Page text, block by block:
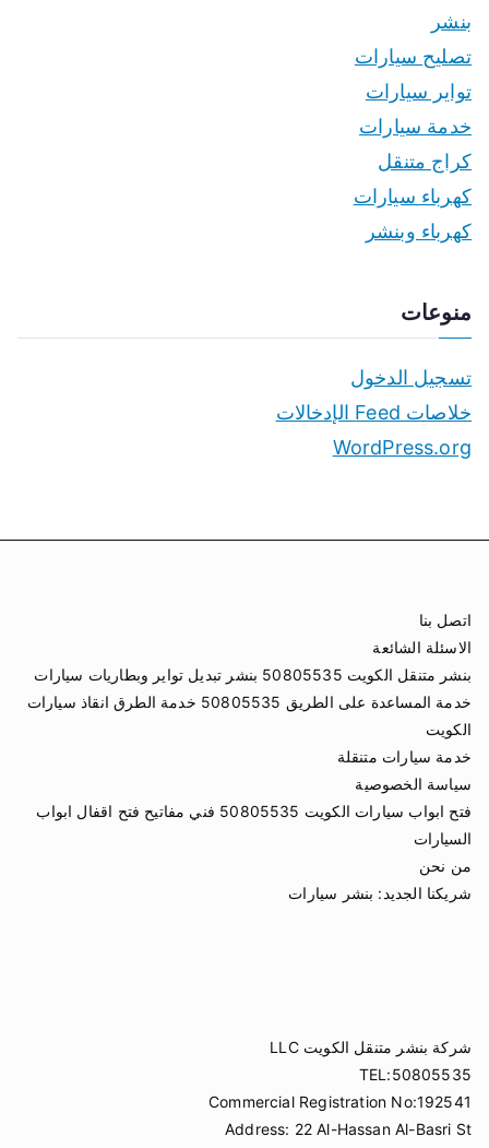
بنشر
تصليح سيارات
تواير سيارات
خدمة سيارات
كراج متنقل
كهرباء سيارات
كهرباء وبنشر
منوعات
تسجيل الدخول
خلاصات Feed الإدخالات
WordPress.org
اتصل بنا
الاسئلة الشائعة
بنشر متنقل الكويت 50805535 بنشر تبديل تواير وبطاريات سيارات
خدمة المساعدة على الطريق 50805535 خدمة الطرق انقاذ سيارات
الكويت
خدمة سيارات متنقلة
سياسة الخصوصية
فتح ابواب سيارات الكويت 50805535 فني مفاتيح فتح اقفال ابواب
السيارات
من نحن
شريكنا الجديد: بنشر سيارات
شركة بنشر متنقل الكويت LLC
TEL:50805535
Commercial Registration No:192541
Address: 22 Al-Hassan Al-Basri St